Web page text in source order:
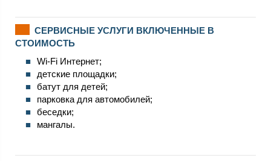
СЕРВИСНЫЕ УСЛУГИ ВКЛЮЧЕННЫЕ В
СТОИМОСТЬ
Wi-Fi Интернет;
детские площадки;
батут для детей;
парковка для автомобилей;
беседки;
мангалы.